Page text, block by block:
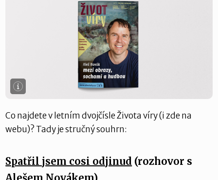
Co najdete v letním dvojčísle Života víry (i zde na
webu)? Tady je stručný souhrn:
Spatřil jsem cosi odjinud (rozhovor s